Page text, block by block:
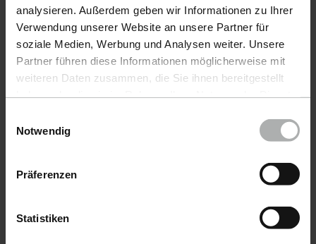
analysieren. Außerdem geben wir Informationen zu Ihrer
Verwendung unserer Website an unsere Partner für
soziale Medien, Werbung und Analysen weiter. Unsere
Partner führen diese Informationen möglicherweise mit
weiteren Daten zusammen, die Sie ihnen bereitgestellt
Einstellungen zu den Cookies finden Sie unter
Notwendig
Präferenzen
Statistiken
Cuidado DeEmbarcaciones
COLOURLOCK CuidadoDelCuero
Accesorios
Enviar muestra de color
Service